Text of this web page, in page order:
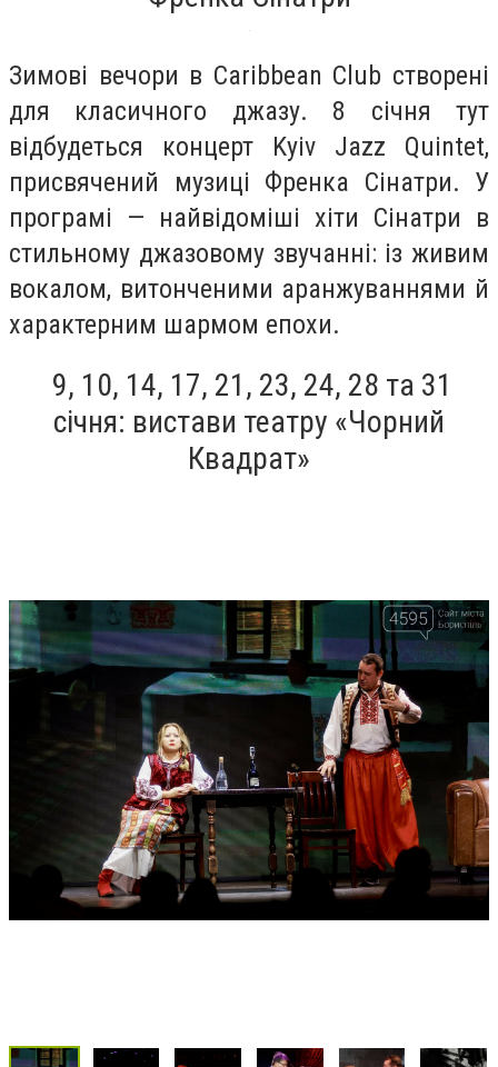
Зимові вечори в Caribbean Club створені
для класичного джазу. 8 січня тут
відбудеться концерт Kyiv Jazz Quintet,
присвячений музиці Френка Сінатри. У
програмі — найвідоміші хіти Сінатри в
стильному джазовому звучанні: із живим
вокалом, витонченими аранжуваннями й
характерним шармом епохи.
9, 10, 14, 17, 21, 23, 24, 28 та 31
січня: вистави театру «Чорний
Квадрат»